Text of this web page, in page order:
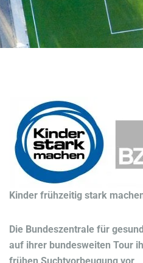
Kinder frühzeitig stark
Die Bundeszentrale für
auf ihrer bundesweiten Tour